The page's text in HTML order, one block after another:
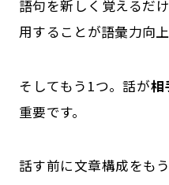
語句を新しく覚えるだ
用することが語彙力向
そしてもう1つ。話が相
重要です。
話す前に文章構成をも